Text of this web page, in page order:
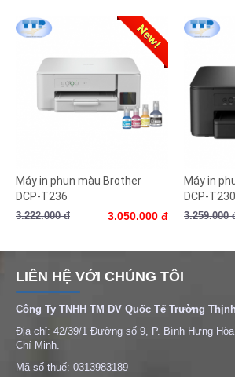
Máy in phun màu Brother
DCP-T236
3.222.000 đ 3.050.000 đ
Máy in
DCP-T230
3.259.000
LIÊN HỆ VỚI CHÚNG TÔI
Công Ty TNHH TM DV Quốc Tế Trường
Địa chỉ: 42/39/1 Đường số 9, P. Bình Hưng
Chí Minh.
Mã số thuế: 0313983189